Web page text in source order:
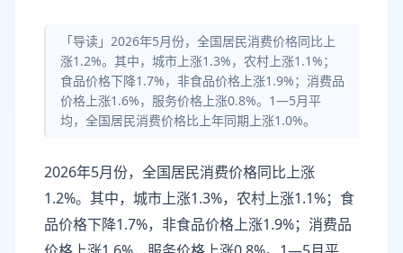
「导读」2026年5月份，全国居民消费价格同比上
涨1.2%。其中，城市上涨1.3%，农村上涨1.1%；
食品价格下降1.7%，非食品价格上涨1.9%；消费品
价格上涨1.6%，服务价格上涨0.8%。1­­—5月平
均，全国居民消费价格比上年同期上涨1.0%。
2026年5月份，全国居民消费价格同比上涨
1.2%。其中，城市上涨1.3%，农村上涨1.1%；食
品价格下降1.7%，非食品价格上涨1.9%；消费品